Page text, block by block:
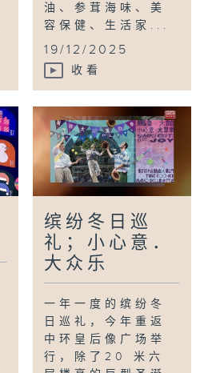
油、参茸海味、美
容保健、生活家...
19/12/2025
收看
缤纷冬日巡
礼；小心意．
大众乐
一年一度的缤纷冬
日巡礼，今年重返
中环皇后像广场举
行，除了20 米六